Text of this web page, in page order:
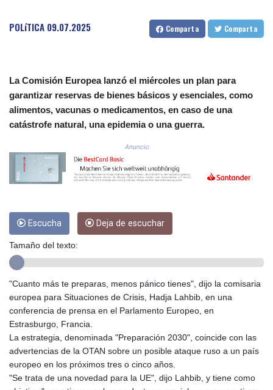
CRC 524.099988
CUC 1.152471
CZK 24.24407
DJF 204.817306
DKK 7.476217
DOP 67.193733
EGP 57.264782
ETB 185.968128
GBP 0.85641
GEL 3.013725
GIP 0.856077
GMD 85.282572
GNF
10118.69464
GYD 241.048608
HKD 9.04099
HNL 30.88171
HRK 7.536585
POLíTICA 09.07.2025 Comparta Comparta
La Comisión Europea lanzó el miércoles un plan para
garantizar reservas de bienes básicos y esenciales, como
alimentos, vacunas o medicamentos, en caso de una
catástrofe natural, una epidemia o una guerra.
Anuncio
Escucha Deja de escuchar
Tamaño del texto:
"Cuanto más te preparas, menos pánico tienes", dijo la comisaria
europea para Situaciones de Crisis, Hadja Lahbib, en una
conferencia de prensa en el Parlamento Europeo, en
Estrasburgo, Francia.
La estrategia, denominada "Preparación 2030", coincide con las
advertencias de la OTAN sobre un posible ataque ruso a un país
europeo en los próximos tres o cinco años.
"Se trata de una novedad para la UE", dijo Lahbib, y tiene como